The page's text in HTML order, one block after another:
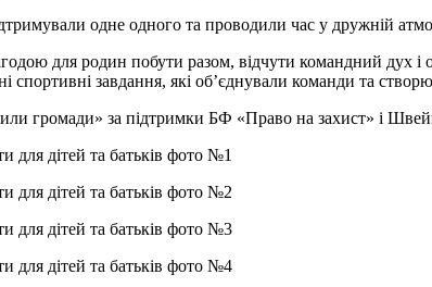
одне одного та проводили час у дружній
для родин побути разом, відчути командний дух і
спортивні завдання, які об’єднували команди та
громади» за підтримки БФ «Право на захист» і